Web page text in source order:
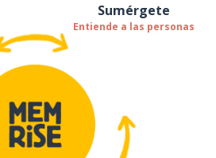
Sumérgete
Entiende a las personas